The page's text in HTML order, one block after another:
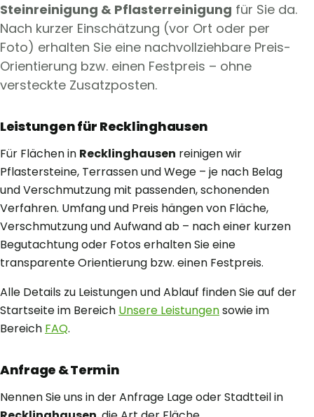
Steinreinigung & Pflasterreinigung für Sie da.
Nach kurzer Einschätzung (vor Ort oder per
Foto) erhalten Sie eine nachvollziehbare Preis-
Orientierung bzw. einen Festpreis – ohne
versteckte Zusatzposten.
Leistungen für Recklinghausen
Für Flächen in Recklinghausen reinigen wir
Pflastersteine, Terrassen und Wege – je nach Belag
und Verschmutzung mit passenden, schonenden
Verfahren. Umfang und Preis hängen von Fläche,
Verschmutzung und Aufwand ab – nach einer kurzen
Begutachtung oder Fotos erhalten Sie eine
transparente Orientierung bzw. einen Festpreis.
Alle Details zu Leistungen und Ablauf finden Sie auf der
Startseite im Bereich Unsere Leistungensowie im
Bereich FAQ.
Anfrage & Termin
Nennen Sie uns in der Anfrage Lage oder Stadtteil in